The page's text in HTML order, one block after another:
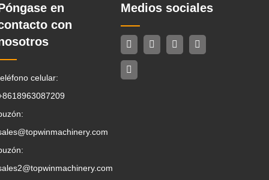
en
con
celular:
Medios sociales